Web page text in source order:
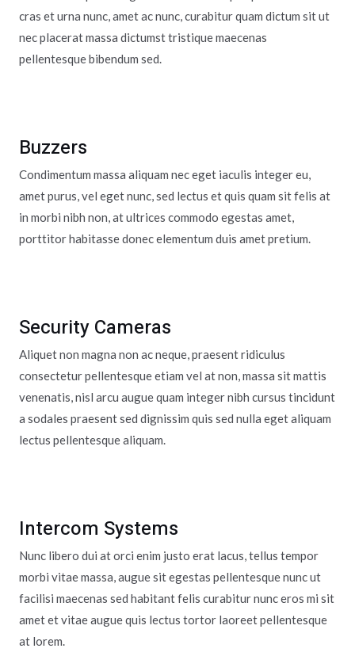
cras et urna nunc, amet ac nunc, curabitur quam dictum sit ut
nec placerat massa dictumst tristique maecenas
pellentesque bibendum sed.
Buzzers
Condimentum massa aliquam nec eget iaculis integer eu,
amet purus, vel eget nunc, sed lectus et quis quam sit felis at
in morbi nibh non, at ultrices commodo egestas amet,
porttitor habitasse donec elementum duis amet pretium.
Security Cameras
Aliquet non magna non ac neque, praesent ridiculus
consectetur pellentesque etiam vel at non, massa sit mattis
venenatis, nisl arcu augue quam integer nibh cursus tincidunt
a sodales praesent sed dignissim quis sed nulla eget aliquam
lectus pellentesque aliquam.
Intercom Systems
Nunc libero dui at orci enim justo erat lacus, tellus tempor
morbi vitae massa, augue sit egestas pellentesque nunc ut
facilisi maecenas sed habitant felis curabitur nunc eros mi sit
amet et vitae augue quis lectus tortor laoreet pellentesque
at lorem.